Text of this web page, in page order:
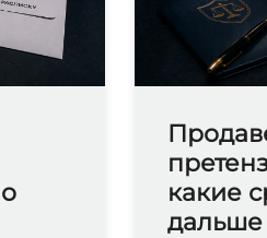
какие
дальше